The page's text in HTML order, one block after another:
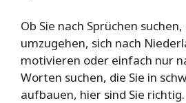
Ob Sie nach Sprüchen
umzugehen, sich nach
motivieren oder einfach nur
Worten suchen, die Sie in
aufbauen, hier sind Sie richtig.